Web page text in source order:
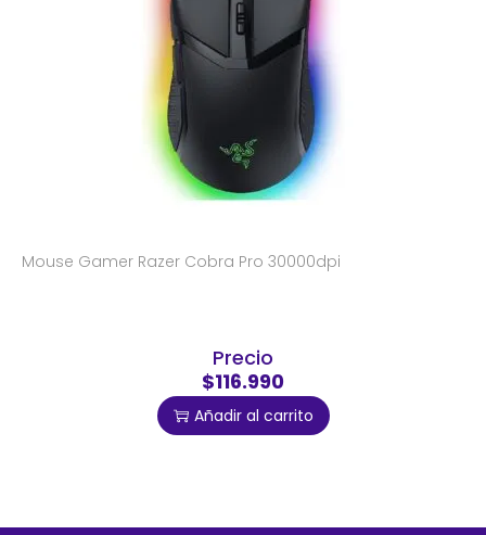
Mouse Gamer Razer Cobra Pro 30000dpi
Precio
$116.990
Añadir al carrito